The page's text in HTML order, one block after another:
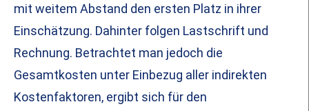
mit weitem Abstand den ersten Platz in ihrer
Einschätzung. Dahinter folgen Lastschrift und
Rechnung. Betrachtet man jedoch die
Gesamtkosten unter Einbezug aller indirekten
Kostenfaktoren, ergibt sich für den